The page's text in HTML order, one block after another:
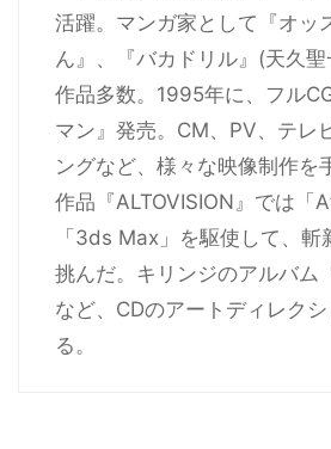
活躍。マンガ家として『オッ
ん』、『バカドリル』(天久
作品多数。1995年に、フル
マン』発売。CM、PV、テレ
ングなど、様々な映像制作を
作品『ALTOVISION』では「
「3ds Max」を駆使して、斬
挑んだ。キリンジのアルバム
など、CDのアートディレク
る。